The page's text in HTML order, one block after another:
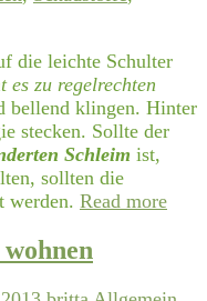
die leichte Schulter
es zu regelrechten
bellend klingen. Hinter
stecken. Sollte der
Schleim ist,
sollten die
werden. Read more